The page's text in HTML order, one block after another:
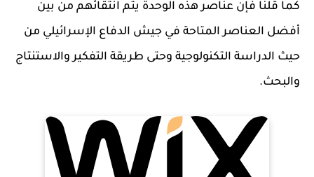
كما قلنا فإن عناصر هذه الوحدة يتم انتقائهم من بين
أفضل العناصر المتاحة في جيش الدفاع الإسرائيلي من
حيث الدراسة التكنولوجية وحتى طريقة التفكير والاستنتاج
والبحث.